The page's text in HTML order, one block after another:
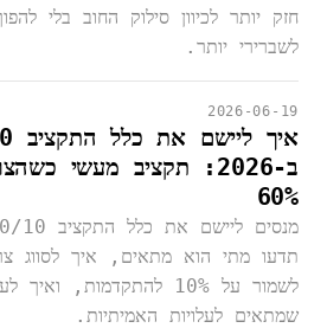
חזק יותר לכיוון סילוק החוב בלי
לשברירי יותר.
2026-06-19
ב-2026: תקציב מעשי
60%
תדעו מתי הוא מתאים, איך לסווג
לשמור על 10% להתקדמות,
שמתאים לעלויות האמיתיות.